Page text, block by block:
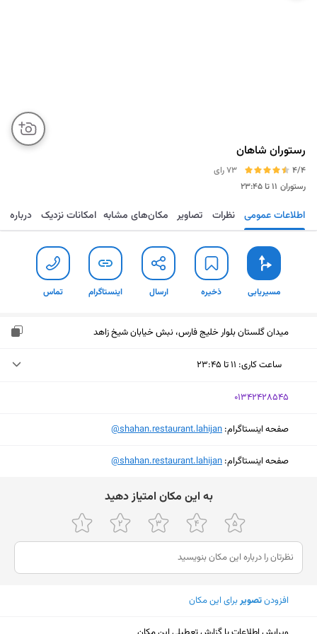
رستوران شاهان
4/4
73 رای
رستوران ۱۱ تا ۲۳:۴۵
مسیریابی ذخیره ارسال اینستاگرام اطلاعات عمومی نظرات تصاویر مکان‌های مشابه امکانات نزدیک درباره
مسیریابی ذخیره ارسال اینستاگرام تماس
میدان گلستان بلوار خلیج فارس، نبش خیابان شیخ زاهد
ساعت کاری: ۱۱ تا ۲۳:۴۵
جمعه (امروز)
چهارشنبه
۱۱ تا ۲۳:۴۵
پنجشنبه
‎01342428545
صفحه اینستاگرام: ‎@shahan.restaurant.lahijan
صفحه اینستاگرام: ‎@shahan.restaurant.lahijan
ﺑﻪ اﯾﻦ ﻣﮑﺎن اﻣﺘﯿﺎز دﻫﯿﺪ
افزودنتصویربرای این مکان